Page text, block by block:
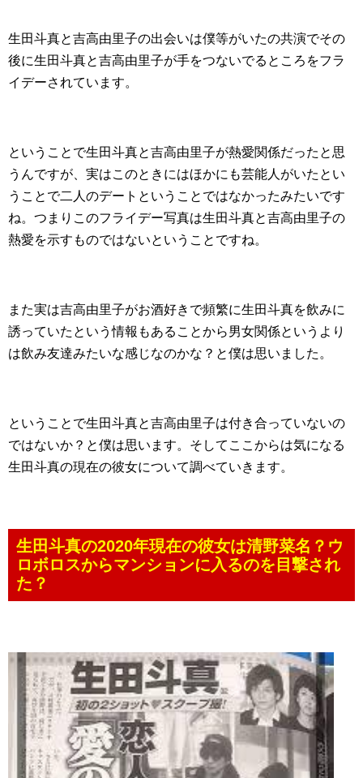
生田斗真と吉高由里子の出会いは僕等がいたの共演でその
後に生田斗真と吉高由里子が手をつないでるところをフラ
イデーされています。
ということで生田斗真と吉高由里子が熱愛関係だったと思
うんですが、実はこのときにはほかにも芸能人がいたとい
うことで二人のデートということではなかったみたいです
ね。つまりこのフライデー写真は生田斗真と吉高由里子の
熱愛を示すものではないということですね。
また実は吉高由里子がお酒好きで頻繁に生田斗真を飲みに
誘っていたという情報もあることから男女関係というより
は飲み友達みたいな感じなのかな？と僕は思いました。
ということで生田斗真と吉高由里子は付き合っていないの
ではないか？と僕は思います。そしてここからは気になる
生田斗真の現在の彼女について調べていきます。
生田斗真の2020年現在の彼女は清野菜名？ウ
ロボロスからマンションに入るのを目撃され
た？